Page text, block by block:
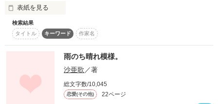
好きになったわけじゃないの
それを償う為に僕は今年もあのツリーの元を訪れる。
作品を読む
作品を読む
表紙を見る
恋多き女子
「ねぇ、あたしに
すきって言って？」
検索結果
タイトル
キーワード 作家名
雨のち晴れ模様。
沙亜歌 ／著
総文字数/10,045
恋愛(その他) 22ページ